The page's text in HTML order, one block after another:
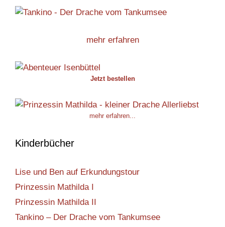
mehr erfahren
Jetzt bestellen
mehr erfahren...
Kinderbücher
Lise und Ben auf Erkundungstour
Prinzessin Mathilda I
Prinzessin Mathilda II
Tankino – Der Drache vom Tankumsee